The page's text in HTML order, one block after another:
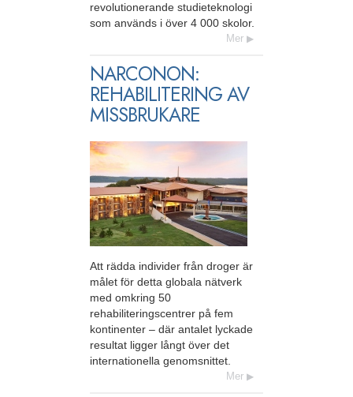
revolutionerande studieteknologi
som används i över 4 000 skolor.
Mer
NARCONON:
REHABILITERING AV
MISSBRUKARE
Att rädda individer från droger är
målet för detta globala nätverk
med omkring 50
rehabiliteringscentrer på fem
kontinenter – där antalet lyckade
resultat ligger långt över det
internationella genomsnittet.
Mer